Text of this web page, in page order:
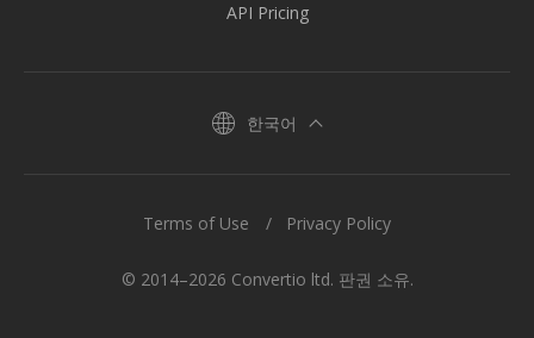
API Pricing
한국어
© 2014–2026 Convertio ltd. 판권 소유.
Terms of Use Privacy Policy